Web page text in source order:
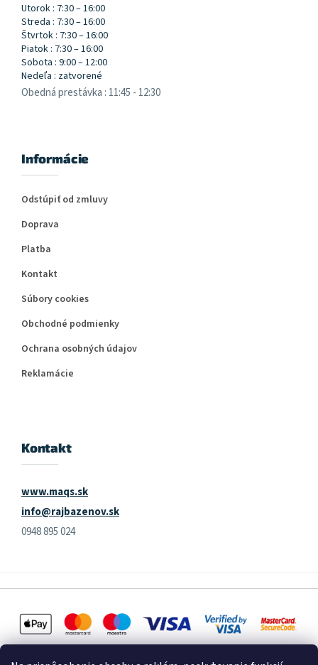
Utorok : 7:30 – 16:00
Streda : 7:30 – 16:00
Štvrtok : 7:30 – 16:00
Piatok : 7:30 – 16:00
Sobota : 9:00 – 12:00
Nedeľa : zatvorené
Obedná prestávka : 11:45 - 12:30
Informácie
Odstúpiť od zmluvy
Doprava
Platba
Kontakt
Súbory cookies
Obchodné podmienky
Ochrana osobných údajov
Reklamácie
Kontakt
www.maqs.sk
info@rajbazenov.sk
0948 895 024